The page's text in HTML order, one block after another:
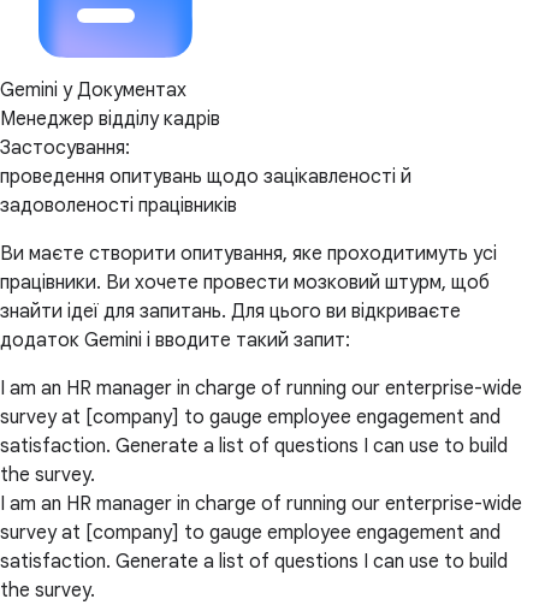
Gemini у Документах
Менеджер відділу кадрів
Застосування:
проведення опитувань щодо зацікавленості й
задоволеності працівників
Ви маєте створити опитування, яке проходитимуть усі
працівники. Ви хочете провести мозковий штурм, щоб
знайти ідеї для запитань. Для цього ви відкриваєте
додаток Gemini і вводите такий запит:
I am an HR manager in charge of running our enterprise-wide
survey at [company] to gauge employee engagement and
satisfaction. Generate a list of questions I can use to build
the survey.
I am an HR manager in charge of running our enterprise-wide
survey at [company] to gauge employee engagement and
satisfaction. Generate a list of questions I can use to build
the survey.